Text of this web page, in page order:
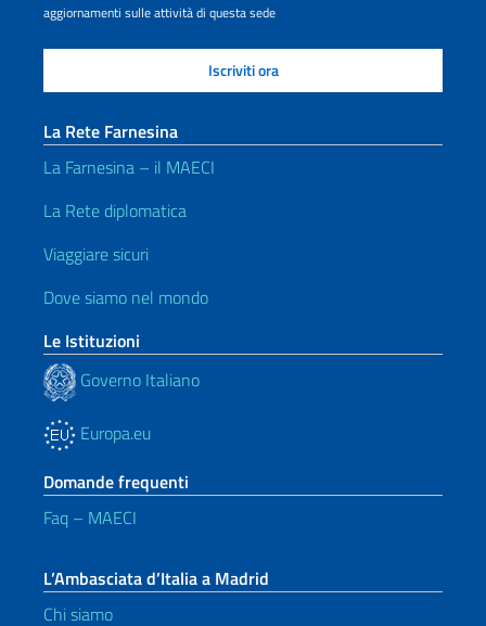
aggiornamenti sulle attività di questa sede
La Rete Farnesina
La Farnesina – il MAECI
La Rete diplomatica
Viaggiare sicuri
Dove siamo nel mondo
Le Istituzioni
Governo Italiano
Europa.eu
Domande frequenti
Faq – MAECI
L’Ambasciata d’Italia a Madrid
Chi siamo